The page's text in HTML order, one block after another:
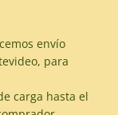
envío
para
carga hasta el